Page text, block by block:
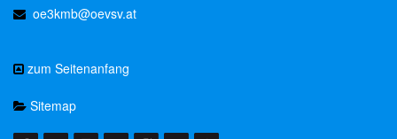
oe3kmb@oevsv.at
zum Seitenanfang
Sitemap